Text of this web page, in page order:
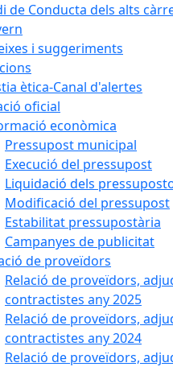
de Conducta dels alts
i suggeriments
ètica-Canal d'alertes
oficial
econòmica
Pressupost municipal
Execució del pressupost
Liquidació dels
Modificació del pressupost
Estabilitat pressupostària
Campanyes de publicitat
de proveïdors
Relació de proveïdors,
contractistes any 2025
Relació de proveïdors,
contractistes any 2024
Relació de proveïdors,